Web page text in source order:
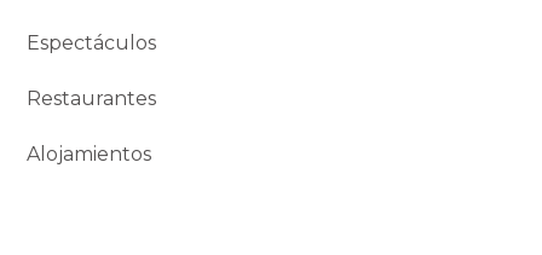
Espectáculos
Restaurantes
Alojamientos